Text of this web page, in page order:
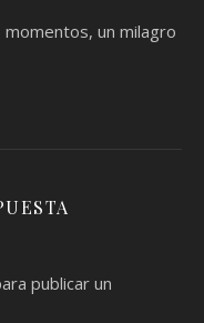
un milagro
publicar un